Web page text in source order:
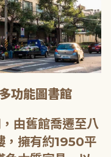
功能圖書館
由舊館喬遷至八
，擁有約1950平